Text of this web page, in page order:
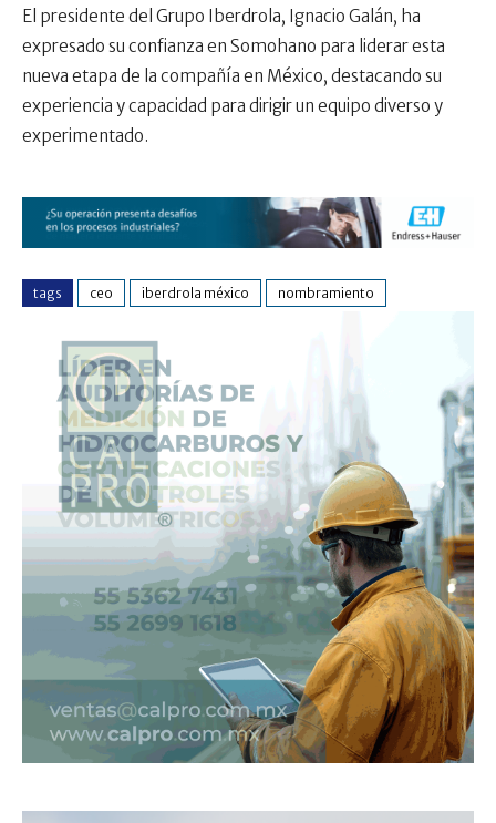
El presidente del Grupo Iberdrola, Ignacio Galán, ha
expresado su confianza en Somohano para liderar esta
nueva etapa de la compañía en México, destacando su
experiencia y capacidad para dirigir un equipo diverso y
experimentado.
tags ceo iberdrola méxico nombramiento